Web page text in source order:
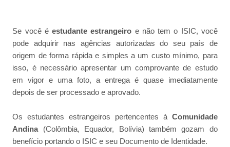
Se você éestudante estrangeiro e não tem o ISIC, você
pode adquirir nas agências autorizadas do seu país de
origem de forma rápida e simples a um custo mínimo, para
isso, é necessário apresentar um comprovante de estudo
em vigor e uma foto, a entrega é quase imediatamente
depois de ser processado e aprovado.
Os estudantes estrangeiros pertencentes à Comunidade
Andina(Colômbia, Equador, Bolívia) também gozam do
benefício portando o ISIC e seu Documento de Identidade.